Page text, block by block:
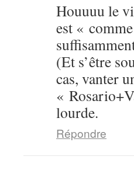
Houuuu le
est «
(Et s’être
cas, vanter
«
lourde.
Répondre